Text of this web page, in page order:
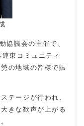
協議会の主催で、
東コミュニティ
の地域の皆様で賑
テージが行われ、
きな歓声が上がる